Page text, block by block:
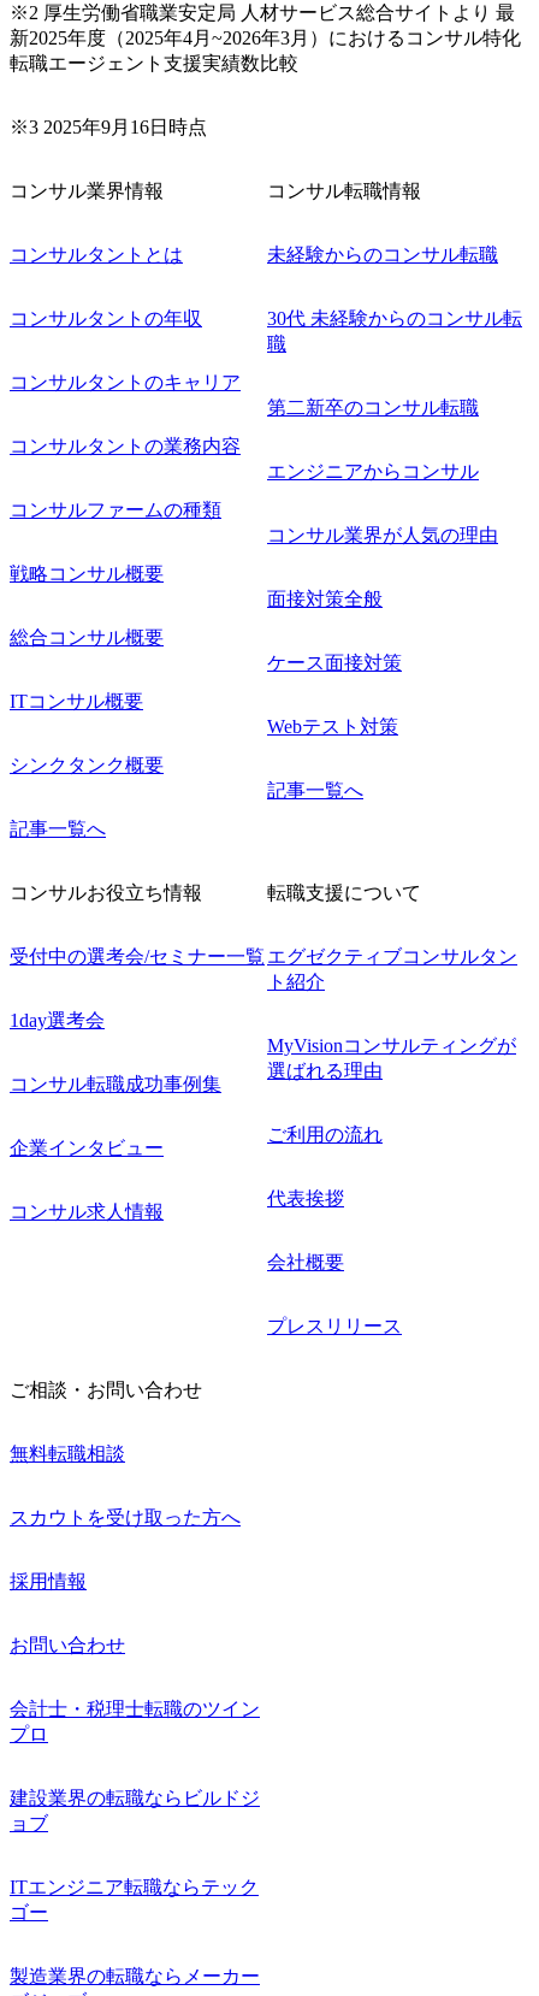
※2 厚生労働省職業安定局 人材サービス総合サイトより 最
新2025年度（2025年4月~2026年3月）におけるコンサル特化
転職エージェント支援実績数比較
※3 2025年9月16日時点
コンサル業界情報
コンサルタントとは
コンサルタントの年収
コンサルタントのキャリア
コンサルタントの業務内容
コンサルファームの種類
戦略コンサル概要
総合コンサル概要
ITコンサル概要
シンクタンク概要
記事一覧へ
コンサル転職情報
未経験からのコンサル転職
30代 未経験からのコンサル転
職
第二新卒のコンサル転職
エンジニアからコンサル
コンサル業界が人気の理由
面接対策全般
ケース面接対策
Webテスト対策
記事一覧へ
コンサルお役立ち情報
受付中の選考会/セミナー一覧
1day選考会
コンサル転職成功事例集
企業インタビュー
コンサル求人情報
転職支援について
エグゼクティブコンサルタン
ト紹介
MyVisionコンサルティングが
選ばれる理由
ご利用の流れ
代表挨拶
会社概要
プレスリリース
ご相談・お問い合わせ
無料転職相談
スカウトを受け取った方へ
採用情報
お問い合わせ
会計士・税理士転職のツイン
プロ
建設業界の転職ならビルドジ
ョブ
ITエンジニア転職ならテック
ゴー
製造業界の転職ならメーカー